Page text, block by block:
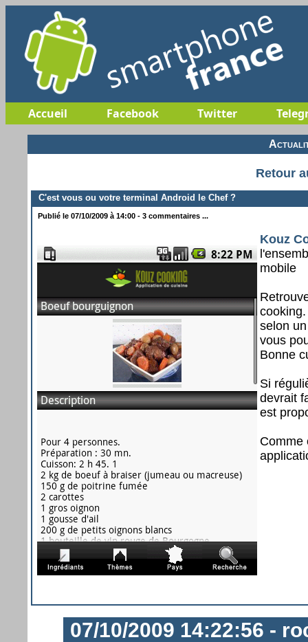
Accueil Facebook Twitter
Retour
C'est vous ou votre terminal Android le Chef ?
Publié le 07/10/2009 à 14:00 - 3 commentaires ...
Kouz
mobile
selon
vous
Bonne
Si
devrait
est
Comme
07/10/2009 14:22:56 -